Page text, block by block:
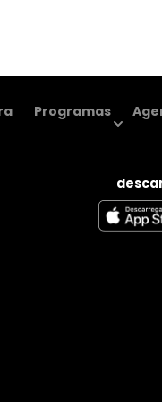
Programas